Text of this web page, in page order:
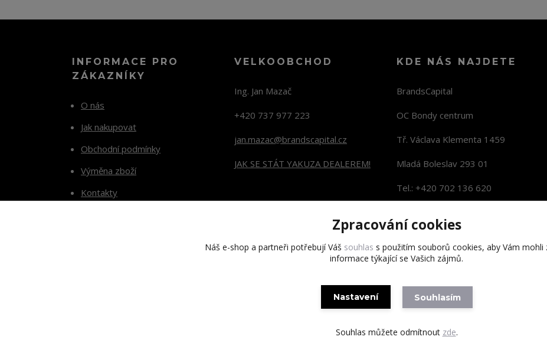
INFORMACE PRO
ZÁKAZNÍKY
O nás
Jak nakupovat
Obchodní podmínky
Výměna zboží
Kontakty
VELKOOBCHOD
Ing. Jan Mazač
+420 737 977 223
jan.mazac@brandscapital.cz
JAK SE STÁT YAKUZA DEALEREM!
KDE NÁS NAJDETE
BrandsCapital
OC Bondy centrum
Tř. Václava Klementa 1459
Mladá Boleslav 293 01
Tel.: +420 702 136 620
Copyright 2020 BrandsCapital s.r.o.
Zpracování cookies
Náš e-shop a partneři potřebují Váš souhlas s použitím souborů cookies, aby Vám mohli
informace týkající se Vašich zájmů.
Nastavení Souhlasím
Souhlas můžete odmítnout zde.